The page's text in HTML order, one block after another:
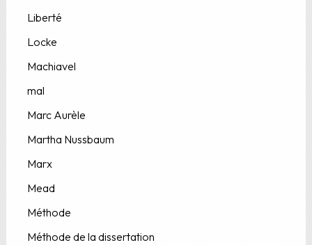
Liberté
Locke
Machiavel
mal
Marc Aurèle
Martha Nussbaum
Marx
Mead
Méthode
Méthode de la dissertation